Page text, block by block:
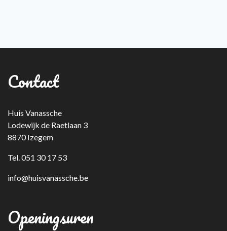
Contact
Huis Vanassche
Lodewijk de Raetlaan 3
8870 Izegem
Tel. 051 30 17 53
info@huisvanassche.be
Openingsuren